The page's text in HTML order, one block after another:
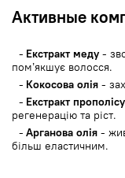
Dipotassium
Butter, Prunus
Birrea Seed Oil, Silk
Hydrolyzed Soy
Keratin,
Extract, Angelica
Extract, Portulaca
Extract, Lycium
Root Extract,
Активные
Екстракт меду-
пом’якшує волосся.
Кокосова олія-
Екстракт прополісу
регенерацію та ріст.
Арганова олія-
більш еластичним.